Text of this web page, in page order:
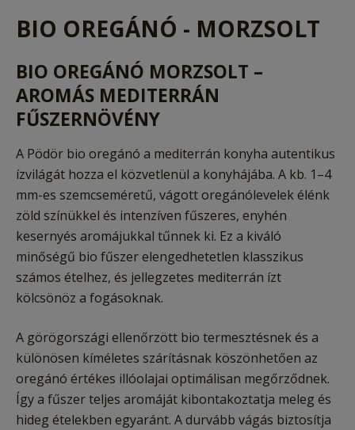
BIO OREGÁNÓ - MORZSOLT
BIO OREGÁNÓ MORZSOLT –
AROMÁS MEDITERRÁN
FŰSZERNÖVÉNY
A Pödör bio oregánó a mediterrán konyha autentikus
ízvilágát hozza el közvetlenül a konyhájába. A kb. 1–4
mm-es szemcseméretű, vágott oregánólevelek élénk
zöld színükkel és intenzíven fűszeres, enyhén
kesernyés aromájukkal tűnnek ki. Ez a kiváló
minőségű bio fűszer elengedhetetlen klasszikus
számos ételhez, és jellegzetes mediterrán ízt
kölcsönöz a fogásoknak.
A görögországi ellenőrzött bio termesztésnek és a
különösen kíméletes szárításnak köszönhetően az
oregánó értékes illóolajai optimálisan megőrződnek.
Így a fűszer teljes aromáját kibontakoztatja meleg és
hideg ételekben egyaránt. A durvább vágás biztosítja